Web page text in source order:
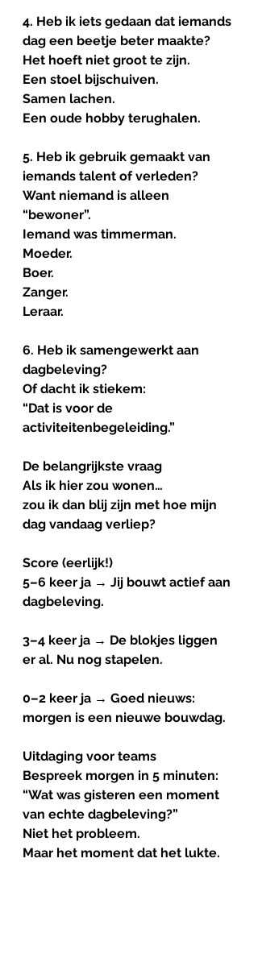
4. Heb ik iets gedaan dat iemands
dag een beetje beter maakte?
Het hoeft niet groot te zijn.
Een stoel bijschuiven.
Samen lachen.
Een oude hobby terughalen.
5. Heb ik gebruik gemaakt van
iemands talent of verleden?
Want niemand is alleen
“bewoner”.
Iemand was timmerman.
Moeder.
Boer.
Zanger.
Leraar.
6. Heb ik samengewerkt aan
dagbeleving?
Of dacht ik stiekem:
“Dat is voor de
activiteitenbegeleiding.”
De belangrijkste vraag
Als ik hier zou wonen…
zou ik dan blij zijn met hoe mijn
dag vandaag verliep?
Score (eerlijk!)
5–6 keer ja → Jij bouwt actief aan
dagbeleving.
3–4 keer ja → De blokjes liggen
er al. Nu nog stapelen.
0–2 keer ja → Goed nieuws:
morgen is een nieuwe bouwdag.
Uitdaging voor teams
Bespreek morgen in 5 minuten:
“Wat was gisteren een moment
van echte dagbeleving?”
Niet het probleem.
Maar het moment dat het lukte.